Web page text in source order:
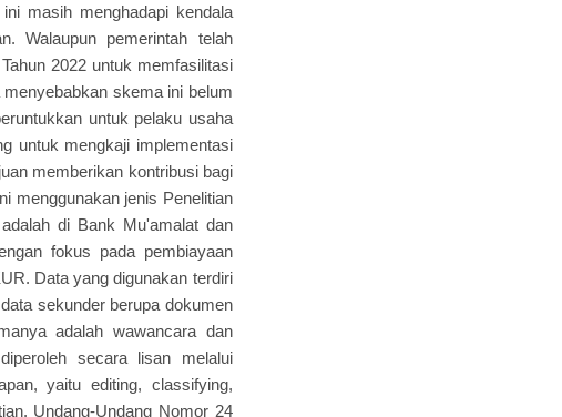
masih menghadapi kendala
Walaupun pemerintah telah
2022 untuk memfasilitasi
skema ini belum
untuk pelaku usaha
untuk mengkaji implementasi
memberikan kontribusi bagi
menggunakan jenis Penelitian
di Bank Mu'amalat dan
fokus pada pembiayaan
Data yang digunakan terdiri
sekunder berupa dokumen
adalah wawancara dan
secara lisan melalui
yaitu editing, classifying,
Undang-Undang Nomor 24